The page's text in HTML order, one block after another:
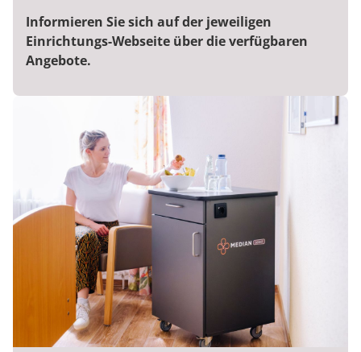
Informieren Sie sich auf der jeweiligen
Einrichtungs-Webseite über die verfügbaren
Angebote.